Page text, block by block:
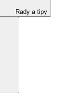
Rady a tipy